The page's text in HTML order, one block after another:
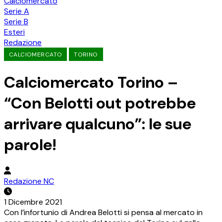
Serie A
Serie B
Esteri
Redazione
CALCIOMERCATO TORINO
Calciomercato Torino –
“Con Belotti out potrebbe
arrivare qualcuno”: le sue
parole!
Redazione NC
1 Dicembre 2021
Con l’infortunio di Andrea Belotti si pensa al mercato in